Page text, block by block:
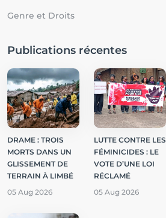
Genre et Droits
Publications récentes
DRAME : TROIS
MORTS DANS UN
GLISSEMENT DE
TERRAIN À LIMBÉ
05 Aug 2026
LUTTE CONTRE LES
FÉMINICIDES : LE
VOTE D’UNE LOI
RÉCLAMÉ
05 Aug 2026